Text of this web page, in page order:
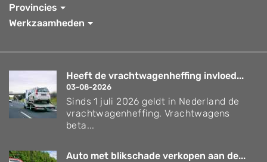
Provincies
Werkzaamheden
Heeft de vrachtwagenheffing invloed...
03-08-2026
Sinds 1 juli 2026 geldt in Nederland de
vrachtwagenheffing. Vrachtwagens
beta...
Auto met blikschade verkopen aan de...